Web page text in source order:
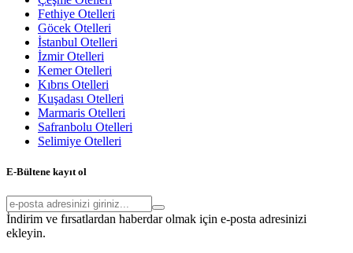
Fethiye Otelleri
Göcek Otelleri
İstanbul Otelleri
İzmir Otelleri
Kemer Otelleri
Kıbrıs Otelleri
Kuşadası Otelleri
Marmaris Otelleri
Safranbolu Otelleri
Selimiye Otelleri
E-Bültene kayıt ol
İndirim ve fırsatlardan haberdar olmak için e-posta adresinizi
ekleyin.